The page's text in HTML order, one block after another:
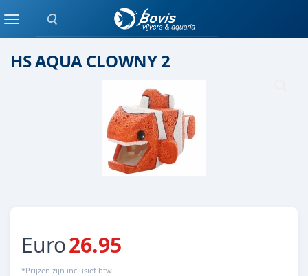
Zoeken
MenuBeeldje
HS AQUA CLOWNY 2
Euro26.95
*Prijzen zijn inclusief btw